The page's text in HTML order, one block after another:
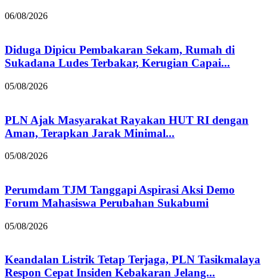
06/08/2026
Diduga Dipicu Pembakaran Sekam, Rumah di
Sukadana Ludes Terbakar, Kerugian Capai...
05/08/2026
PLN Ajak Masyarakat Rayakan HUT RI dengan
Aman, Terapkan Jarak Minimal...
05/08/2026
Perumdam TJM Tanggapi Aspirasi Aksi Demo
Forum Mahasiswa Perubahan Sukabumi
05/08/2026
Keandalan Listrik Tetap Terjaga, PLN Tasikmalaya
Respon Cepat Insiden Kebakaran Jelang...